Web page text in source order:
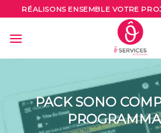
to
content
RÉALISONS ENSEMBLE VOTRE
PACK SONO